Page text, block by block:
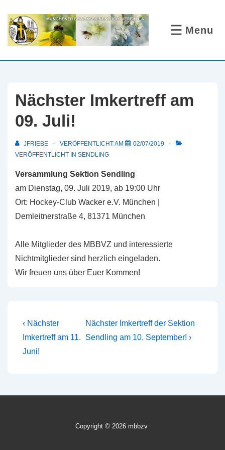
Zum
Inhalt
Menu
MENÜ
Nächster Imkertreff am
09. Juli!
JFRIEBE VERÖFFENTLICHT AM
02/07/2019
VERÖFFENTLICHT IN SENDLING
Versammlung Sektion Sendling
am Dienstag, 09. Juli 2019, ab 19:00 Uhr
Ort: Hockey-Club Wacker e.V. München |
Demleitnerstraße 4, 81371 München
Alle Mitglieder des MBBVZ und interessierte
Nichtmitglieder sind herzlich eingeladen.
Wir freuen uns über Euer Kommen!
Beitragsnavigation
Vorheriger
Beitrag
ist
‹ Nächster
Imkertreff am 11.
Juni!
Nächster
Beitrag
Nächster Imkertreff der Sektion
Sendling am 10. September! ›
Copyright © 2026 mbbzv